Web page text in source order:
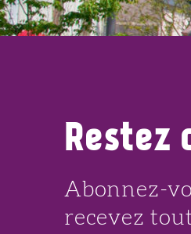
AOÛT
Restez
Abonnez-
recevez